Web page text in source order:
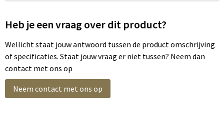
Heb je een vraag over dit product?
Wellicht staat jouw antwoord tussen de product omschrijving
of specificaties. Staat jouw vraag er niet tussen? Neem dan
contact met ons op
Neem contact met ons op